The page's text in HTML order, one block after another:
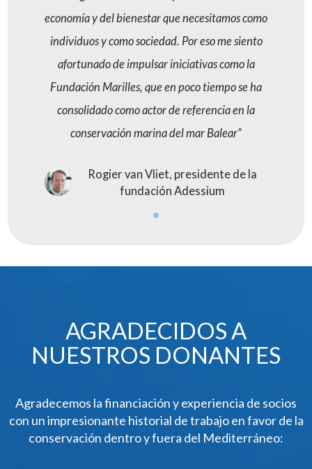
economía y del bienestar que necesitamos como
individuos y como sociedad. Por eso me siento
afortunado de impulsar iniciativas como la
Fundación Marilles, que en poco tiempo se ha
consolidado como actor de referencia en la
conservación marina del mar Balear
Rogier van Vliet, presidente de la
fundación Adessium
AGRADECIDOS A
NUESTROS DONANTES
Agradecemos la financiación y experiencia de socios
con un impresionante historial de trabajo en favor de la
conservación dentro y fuera del Mediterráneo: